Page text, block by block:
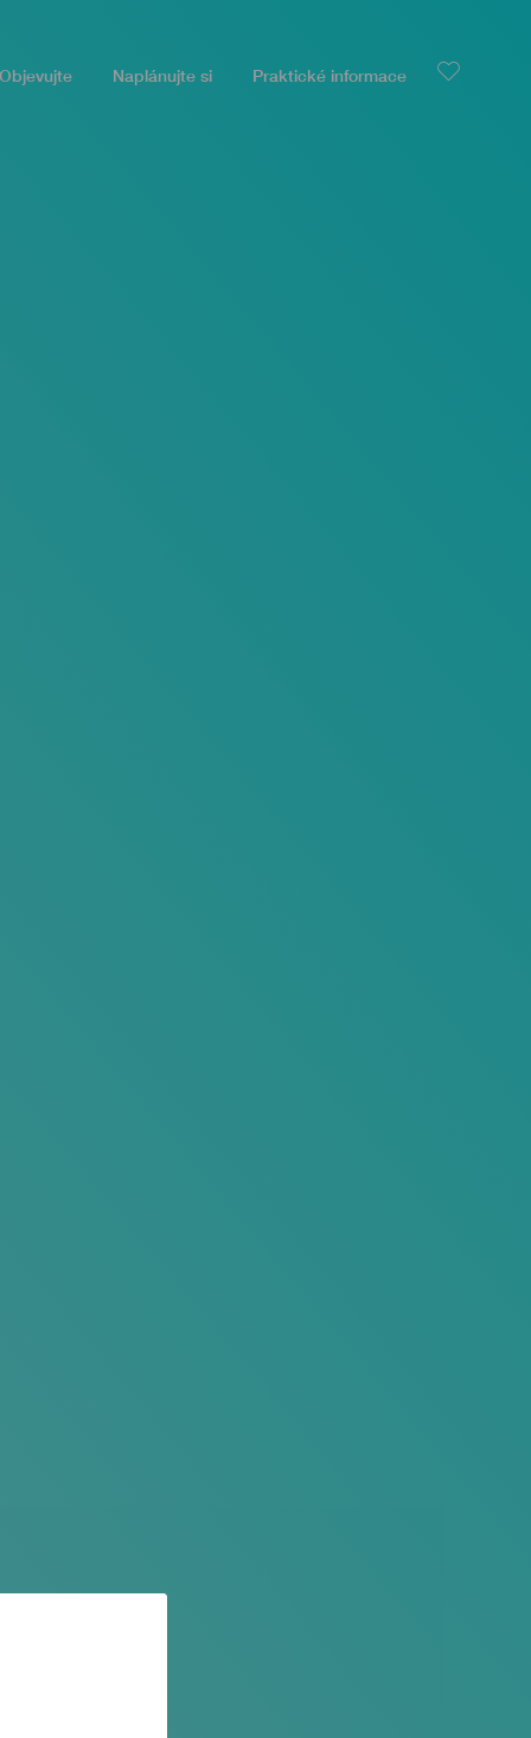
Naplánujte si Praktické informace